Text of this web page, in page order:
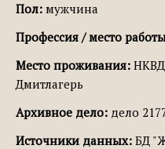
Пол: мужчина
Профессия / место
Место проживания: НКВД
Дмитлагерь
Архивное дело: дело
Источники данных: БД